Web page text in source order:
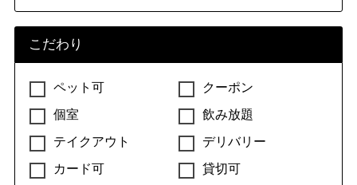
こだわり
ペット可
クーポン
個室
飲み放題
テイクアウト
デリバリー
カード可
貸切可